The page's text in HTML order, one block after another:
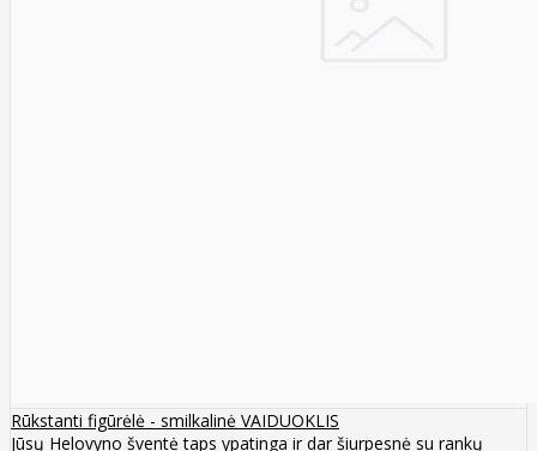
Rūkstanti figūrėlė - smilkalinė VAIDUOKLIS
Jūsų Helovyno šventė taps ypatinga ir dar šiurpesnė su rankų